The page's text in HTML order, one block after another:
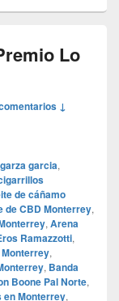
Lo
↓
garcia,
de cáñamo
de CBD Monterrey,
, Arena
Ramazzotti,
,
, Banda
Boone Pal Norte,
en Monterrey,